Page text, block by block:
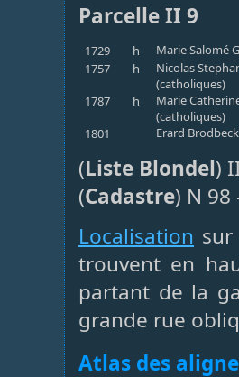
Parcelle II 9
1729 h
Marie Salomé
1757
h
Nicolas
(catholiques)
1787
h
Marie
(catholiques)
1801
Erard
(Liste Blondel)
(Cadastre) N
Localisation
trouvent en
partant de la
grande rue
Atlas des